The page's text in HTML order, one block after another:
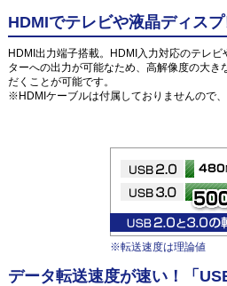
HDMIでテレビや液晶ディス
HDMI出力端子搭載。HDMI入力対応のテレ
ターへの出力が可能なため、高解像度の大き
だくことが可能です。
※HDMIケーブルは付属しておりませんので
※転送速度は理論値
データ転送速度が速い！「